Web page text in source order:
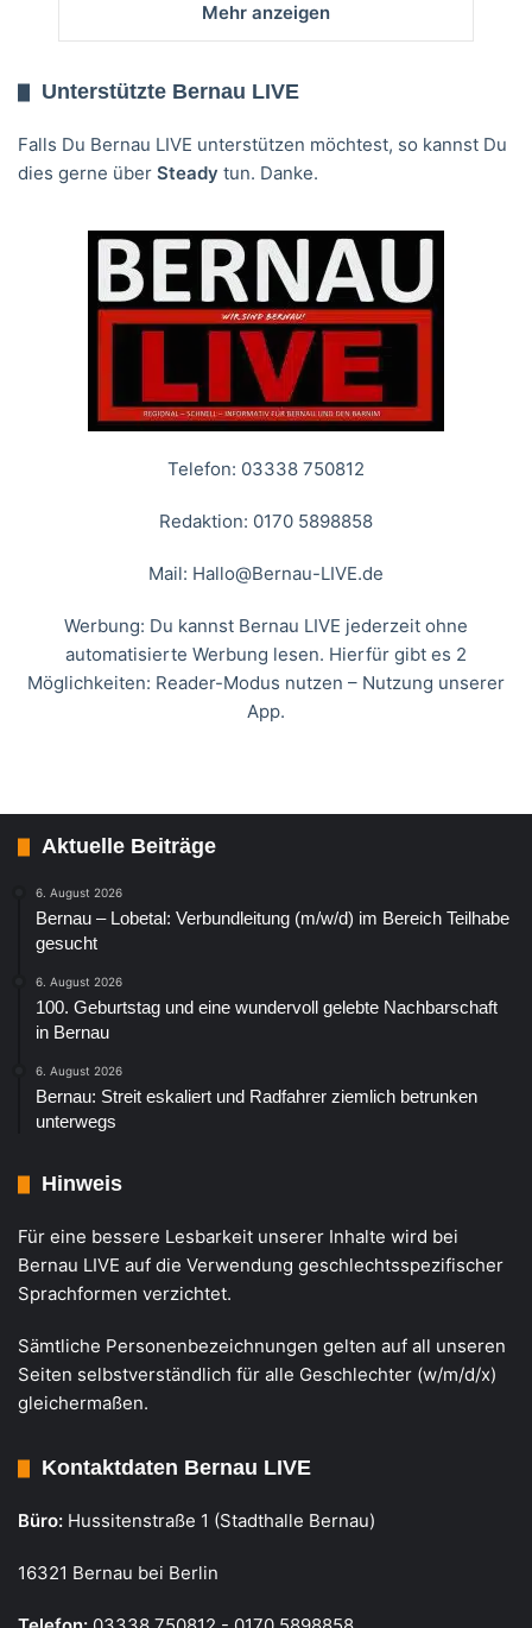
Mehr anzeigen
Unterstützte Bernau LIVE
Falls Du Bernau LIVE unterstützen möchtest, so kannst Du
dies gerne über Steady tun. Danke.
Telefon: 03338 750812
Redaktion: 0170 5898858
Mail: Hallo@Bernau-LIVE.de
Werbung: Du kannst Bernau LIVE jederzeit ohne
automatisierte Werbung lesen. Hierfür gibt es 2
Möglichkeiten: Reader-Modus nutzen – Nutzung unserer
App.
Aktuelle Beiträge
6. August 2026
Bernau – Lobetal: Verbundleitung (m/w/d) im Bereich Teilhabe
gesucht
6. August 2026
100. Geburtstag und eine wundervoll gelebte Nachbarschaft
in Bernau
6. August 2026
Bernau: Streit eskaliert und Radfahrer ziemlich betrunken
unterwegs
Hinweis
Für eine bessere Lesbarkeit unserer Inhalte wird bei
Bernau LIVE auf die Verwendung geschlechtsspezifischer
Sprachformen verzichtet.
Sämtliche Personenbezeichnungen gelten auf all unseren
Seiten selbstverständlich für alle Geschlechter (w/m/d/x)
gleichermaßen.
Kontaktdaten Bernau LIVE
Büro: Hussitenstraße 1 (Stadthalle Bernau)
16321 Bernau bei Berlin